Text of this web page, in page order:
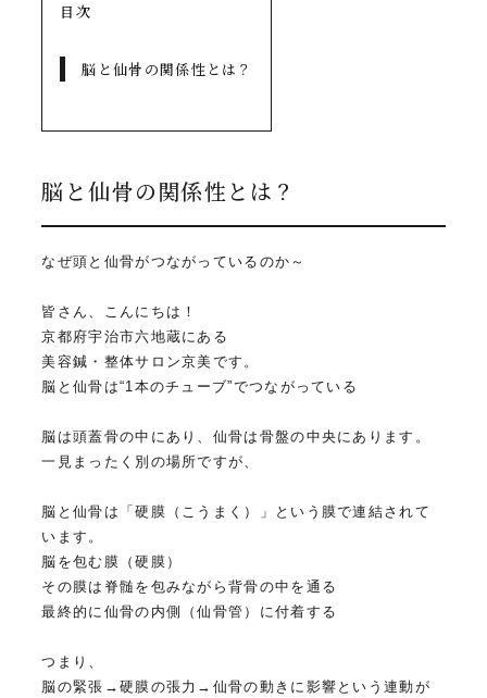
目次
脳と仙骨の関係性とは？
脳と仙骨の関係性とは？
なぜ頭と仙骨がつながっているのか～
皆さん、こんにちは！
京都府宇治市六地蔵にある
美容鍼・整体サロン京美です。
脳と仙骨は“1本のチューブ”でつながっている
脳は頭蓋骨の中にあり、仙骨は骨盤の中央にあります。
一見まったく別の場所ですが、
脳と仙骨は「硬膜（こうまく）」という膜で連結されて
います。
脳を包む膜（硬膜）
その膜は脊髄を包みながら背骨の中を通る
最終的に仙骨の内側（仙骨管）に付着する
つまり、
脳の緊張→硬膜の張力→仙骨の動きに影響という連動が